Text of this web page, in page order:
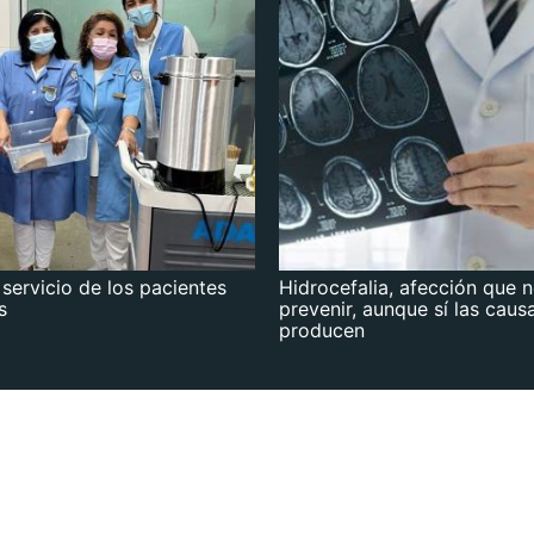
de los pacientes
Hidrocefalia, afección que
prevenir, aunque sí las
producen